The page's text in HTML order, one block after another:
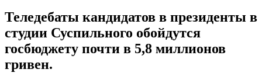
Теледебаты кандидатов в президенты в
студии Суспильного обойдутся
госбюджету почти в 5,8 миллионов
гривен.